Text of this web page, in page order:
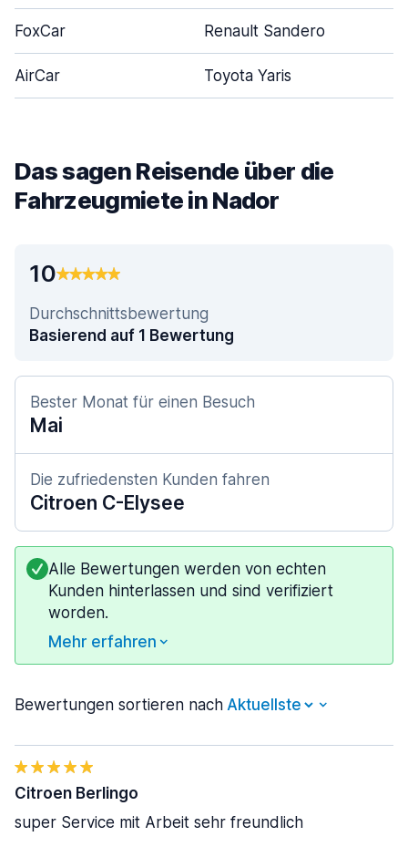
FoxCar Renault Sandero
AirCar Toyota Yaris
Das sagen Reisende über die
Fahrzeugmiete in Nador
10
Durchschnittsbewertung
Basierend auf 1 Bewertung
Bester Monat für einen Besuch
Mai
Die zufriedensten Kunden fahren
Citroen C-Elysee
Alle Bewertungen werden von echten
Kunden hinterlassen und sind verifiziert
worden.
Mehr erfahren
Bewertungen sortieren nach
Citroen Berlingo
super Service mit Arbeit sehr freundlich